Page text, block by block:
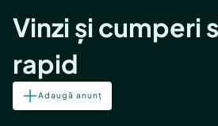
Vinzi și cumperi
rapid
Adaugă anunț